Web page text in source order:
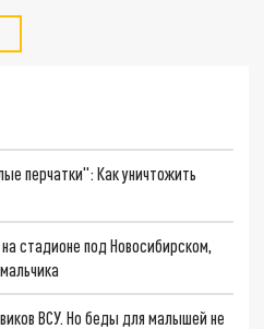
перчатки": Как уничтожить
стадионе под Новосибирском,
ВСУ. Но беды для малышей не